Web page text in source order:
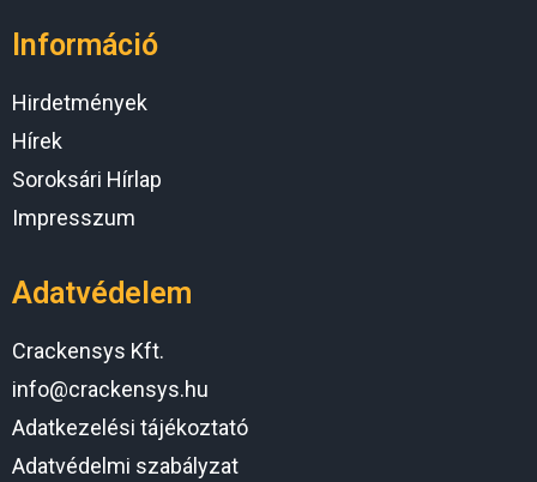
Információ
Hirdetmények
Hírek
Soroksári Hírlap
Impresszum
Adatvédelem
Crackensys Kft.
info@crackensys.hu
Adatkezelési tájékoztató
Adatvédelmi szabályzat